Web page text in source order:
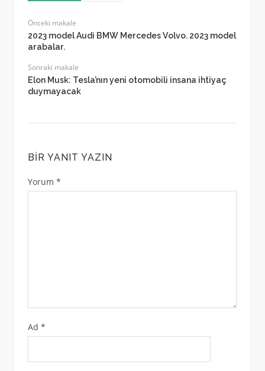
Önceki makale
2023 model Audi BMW Mercedes Volvo. 2023 model
arabalar.
Sonraki makale
Elon Musk: Tesla’nın yeni otomobili insana ihtiyaç
duymayacak
BIR YANIT YAZIN
Yorum *
Ad *